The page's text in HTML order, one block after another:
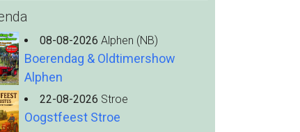
08-08-2026 Alphen (NB)
Boerendag & Oldtimershow
Alphen
22-08-2026 Stroe
Oogstfeest Stroe